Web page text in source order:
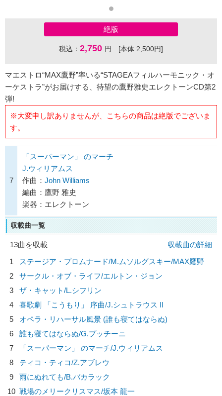
絶版
税込： 2,750 円 [本体 2,500円]
マエストロ“MAX鷹野”率いる“STAGEAフィルハーモニック・オ
ーケストラ”がお届けする、待望の鷹野雅史エレクトーンCD第2
弾!
※大変申し訳ありませんが、こちらの商品は絶版でございま
す。
7
「スーパーマン」 のマーチ
J.ウィリアムス
作曲： John Williams
編曲：鷹野 雅史
楽器：エレクトーン
収載曲一覧
13曲を収載
収載曲の詳細
1
ステージア・プロムナード/M.ムソルグスキー/MAX鷹野
2
サークル・オブ・ライフ/エルトン・ジョン
3
ザ・キャット/L.シフリン
4
喜歌劇 「こうもり」 序曲/J.シュトラウス II
5
オペラ・リハーサル風景 (誰も寝てはならぬ)
6
誰も寝てはならぬ/G.プッチーニ
7
「スーパーマン」 のマーチ/J.ウィリアムス
8
ティコ・ティコ/Z.アブレウ
9
雨にぬれても/B.バカラック
10 戦場のメリークリスマス/坂本 龍一